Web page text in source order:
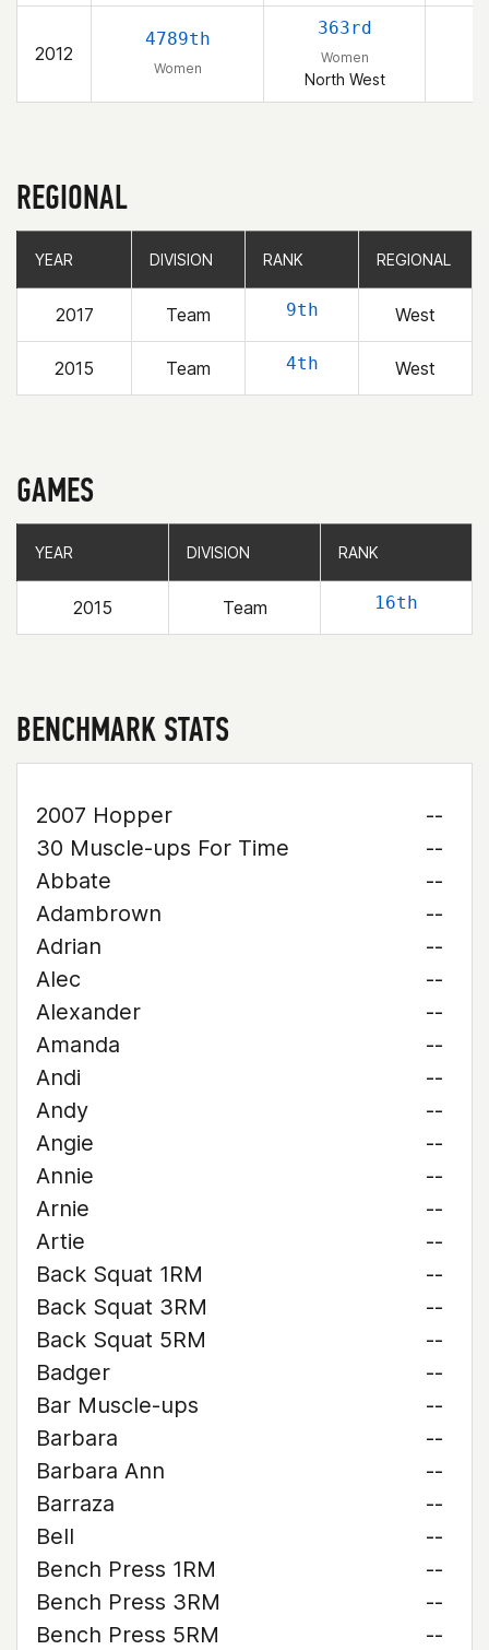
2012
4789th
Women
363rd
Women
North West
REGIONAL
YEAR DIVISION RANK REGIONAL
2017 Team 9th West
2015 Team 4th West
YEAR DIVISION RANK REGIONAL
GAMES
YEAR DIVISION RANK
2015 Team 16th
YEAR DIVISION RANK
BENCHMARK STATS
2007 Hopper
--
30 Muscle-ups For Time
--
Abbate
--
Adambrown
--
Adrian
--
Alec
--
Alexander
--
Amanda
--
Andi
--
Andy
--
Angie
--
Annie
--
Arnie
--
Artie
--
Back Squat 1RM
--
Back Squat 3RM
--
Back Squat 5RM
--
Badger
--
Bar Muscle-ups
--
Barbara
--
Barbara Ann
--
Barraza
--
Bell
--
Bench Press 1RM
--
Bench Press 3RM
--
Bench Press 5RM
--